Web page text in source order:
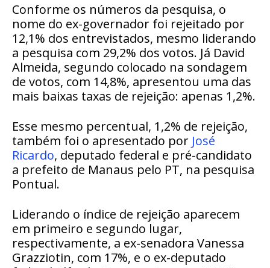
Conforme os números da pesquisa, o
nome do ex-governador foi rejeitado por
12,1% dos entrevistados, mesmo liderando
a pesquisa com 29,2% dos votos. Já David
Almeida, segundo colocado na sondagem
de votos, com 14,8%, apresentou uma das
mais baixas taxas de rejeição: apenas 1,2%.
Esse mesmo percentual, 1,2% de rejeição,
também foi o apresentado por José
Ricardo, deputado federal e pré-candidato
a prefeito de Manaus pelo PT, na pesquisa
Pontual.
Liderando o índice de rejeição aparecem
em primeiro e segundo lugar,
respectivamente, a ex-senadora Vanessa
Grazziotin, com 17%, e o ex-deputado